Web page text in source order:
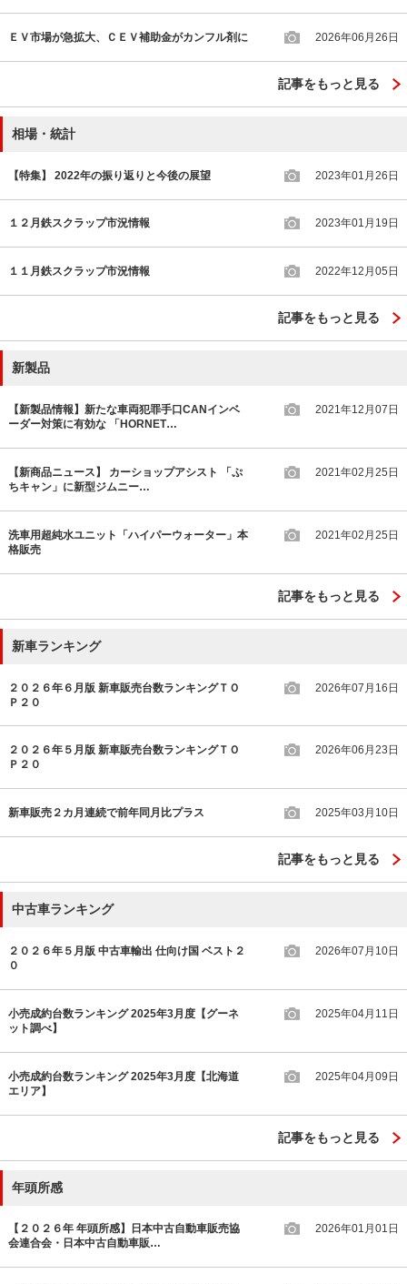
ＥＶ市場が急拡大、ＣＥＶ補助金がカンフル剤に 2026年06月26日
記事をもっと見る
相場・統計
【特集】 2022年の振り返りと今後の展望 2023年01月26日
１２月鉄スクラップ市況情報 2023年01月19日
１１月鉄スクラップ市況情報 2022年12月05日
記事をもっと見る
新製品
【新製品情報】新たな車両犯罪手口CANインベ
ーダー対策に有効な 「HORNET…
2021年12月07日
【新商品ニュース】 カーショップアシスト 「ぷ
ちキャン」に新型ジムニー…
2021年02月25日
洗車用超純水ユニット「ハイパーウォーター」本
格販売
2021年02月25日
記事をもっと見る
新車ランキング
２０２６年６月版 新車販売台数ランキングＴＯ
Ｐ２０
2026年07月16日
２０２６年５月版 新車販売台数ランキングＴＯ
Ｐ２０
2026年06月23日
新車販売２カ月連続で前年同月比プラス 2025年03月10日
記事をもっと見る
中古車ランキング
２０２６年５月版 中古車輸出 仕向け国 ベスト２
０
2026年07月10日
小売成約台数ランキング 2025年3月度【グーネ
ット調べ】
2025年04月11日
小売成約台数ランキング 2025年3月度【北海道
エリア】
2025年04月09日
記事をもっと見る
年頭所感
【２０２６年 年頭所感】日本中古自動車販売協
会連合会・日本中古自動車販…
2026年01月01日